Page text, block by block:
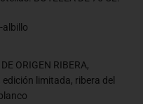
albillo
ORIGEN RIBERA,
edición limitada, ribera del